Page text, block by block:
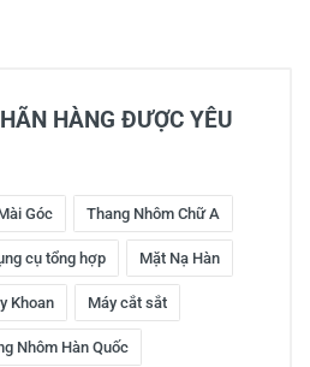
HÀNG ĐƯỢC YÊU
Góc Thang Nhôm Chữ A
cụ tổng hợp Mặt Nạ Hàn
Khoan Máy cắt sắt
Nhôm Hàn Quốc